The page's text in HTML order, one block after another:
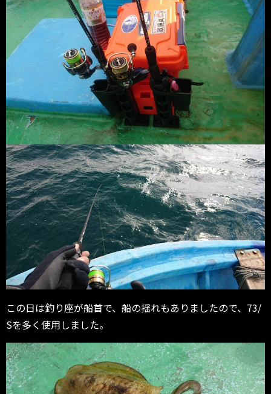
この日は釣り座が船首で、船の揺れもありましたので、73/
Sを多く使用しました。